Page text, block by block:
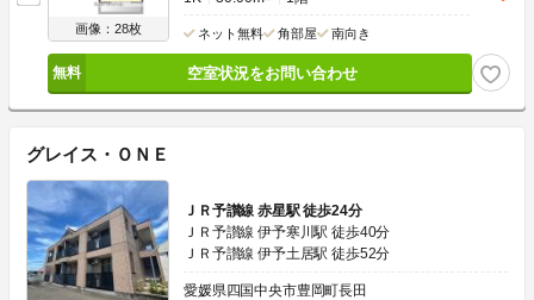
画像：28枚 ネット無料 角部屋 南向き
空室状況をお問い合わせ
グレイス・ＯＮＥ
ＪＲ予讃線 赤星駅 徒歩24分
ＪＲ予讃線 伊予寒川駅 徒歩40分
ＪＲ予讃線 伊予土居駅 徒歩52分
愛媛県四国中央市豊岡町長田